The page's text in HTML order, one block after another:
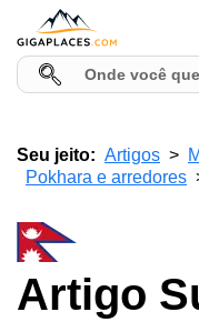
Seu jeito: Artigos
Pokhara e arredores
Artigo